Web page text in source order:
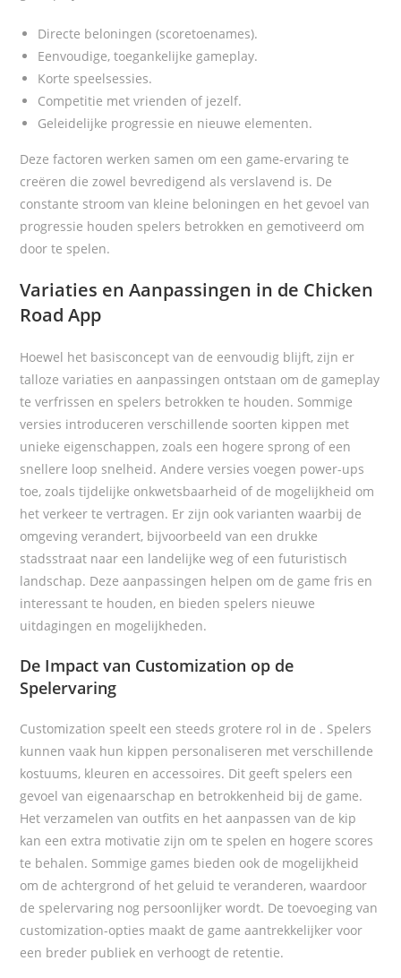
Directe beloningen (scoretoenames).
Eenvoudige, toegankelijke gameplay.
Korte speelsessies.
Competitie met vrienden of jezelf.
Geleidelijke progressie en nieuwe elementen.
Deze factoren werken samen om een game-ervaring te
creëren die zowel bevredigend als verslavend is. De
constante stroom van kleine beloningen en het gevoel van
progressie houden spelers betrokken en gemotiveerd om
door te spelen.
Variaties en Aanpassingen in de Chicken
Road App
Hoewel het basisconcept van de eenvoudig blijft, zijn er
talloze variaties en aanpassingen ontstaan om de gameplay
te verfrissen en spelers betrokken te houden. Sommige
versies introduceren verschillende soorten kippen met
unieke eigenschappen, zoals een hogere sprong of een
snellere loop snelheid. Andere versies voegen power-ups
toe, zoals tijdelijke onkwetsbaarheid of de mogelijkheid om
het verkeer te vertragen. Er zijn ook varianten waarbij de
omgeving verandert, bijvoorbeeld van een drukke
stadsstraat naar een landelijke weg of een futuristisch
landschap. Deze aanpassingen helpen om de game fris en
interessant te houden, en bieden spelers nieuwe
uitdagingen en mogelijkheden.
De Impact van Customization op de
Spelervaring
Customization speelt een steeds grotere rol in de . Spelers
kunnen vaak hun kippen personaliseren met verschillende
kostuums, kleuren en accessoires. Dit geeft spelers een
gevoel van eigenaarschap en betrokkenheid bij de game.
Het verzamelen van outfits en het aanpassen van de kip
kan een extra motivatie zijn om te spelen en hogere scores
te behalen. Sommige games bieden ook de mogelijkheid
om de achtergrond of het geluid te veranderen, waardoor
de spelervaring nog persoonlijker wordt. De toevoeging van
customization-opties maakt de game aantrekkelijker voor
een breder publiek en verhoogt de retentie.